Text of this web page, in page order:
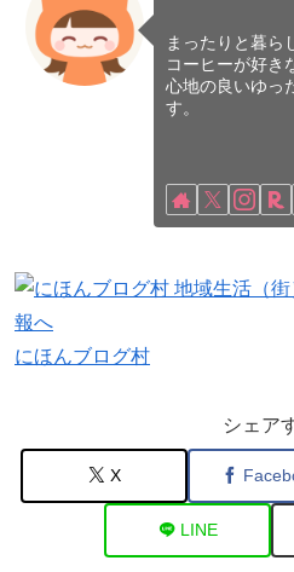
まったりと暮ら
コーヒーが好き
心地の良いゆっ
す。
にほんブログ村
シェア
X
LINE